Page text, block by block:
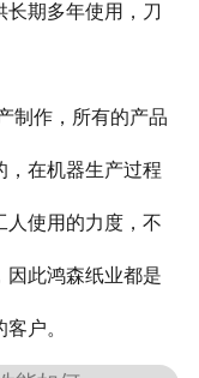
长期多年使用，刀
制作，所有的产品
，在机器生产过程
人使用的力度，不
因此鸿森纸业都是
户。